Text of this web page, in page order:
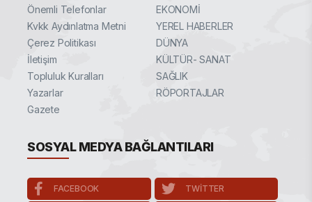
Önemli Telefonlar
Kvkk Aydınlatma Metni
Çerez Politikası
İletişim
Topluluk Kuralları
Yazarlar
Gazete
EKONOMİ
YEREL HABERLER
DÜNYA
KÜLTÜR- SANAT
SAĞLIK
RÖPORTAJLAR
SOSYAL MEDYA BAĞLANTILARI
FACEBOOK TWITTER